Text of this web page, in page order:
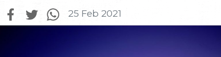
25 Feb 2021